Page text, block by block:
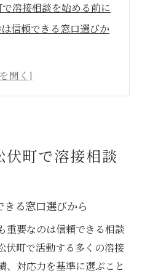
溶接相談を始める前に
信頼できる窓口選びか
が増える理由とは
円滑に進めるコツを解
解決策を探す
を解決する効果的な方
るべきポイントを解説
町で溶接相談
る窓口選びから
重要なのは信頼できる相談
伏町で活動する多くの溶接
、対応力を基準に選ぶこと